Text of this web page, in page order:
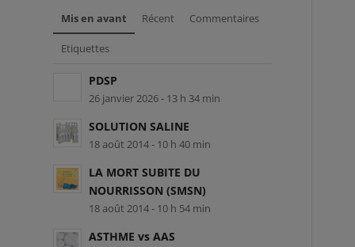
Mis en avant Récent Commentaires
Etiquettes
PDSP
26 janvier 2026 - 13 h 34 min
SOLUTION SALINE
18 août 2014 - 10 h 40 min
LA MORT SUBITE DU
NOURRISSON (SMSN)
18 août 2014 - 10 h 54 min
ASTHME vs AAS